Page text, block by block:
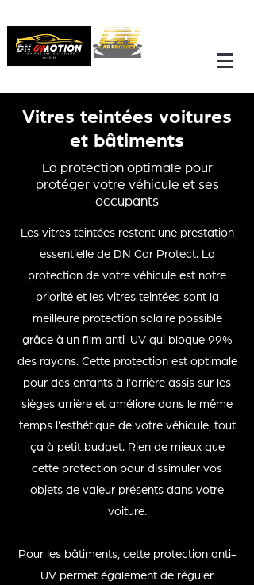
Vitres teintées voitures
et bâtiments
La protection optimale pour
protéger votre véhicule et ses
occupants
Les vitres teintées restent une prestation
essentielle de DN Car Protect. La
protection de votre véhicule est notre
priorité et les vitres teintées sont la
meilleure protection solaire possible
grâce à un film anti-UV qui bloque 99%
des rayons. Cette protection est optimale
pour des enfants à l'arrière assis sur les
sièges arrière et améliore dans le même
temps l'esthétique de votre véhicule, tout
ça à petit budget. Rien de mieux que
cette protection pour dissimuler vos
objets de valeur présents dans votre
voiture.
Pour les bâtiments, cette protection anti-
UV permet également de réguler